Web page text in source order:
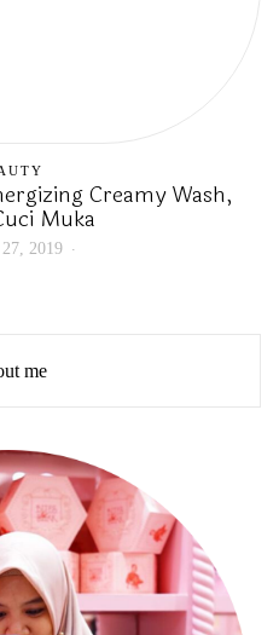
Creamy Wash,
Muka
2019
me